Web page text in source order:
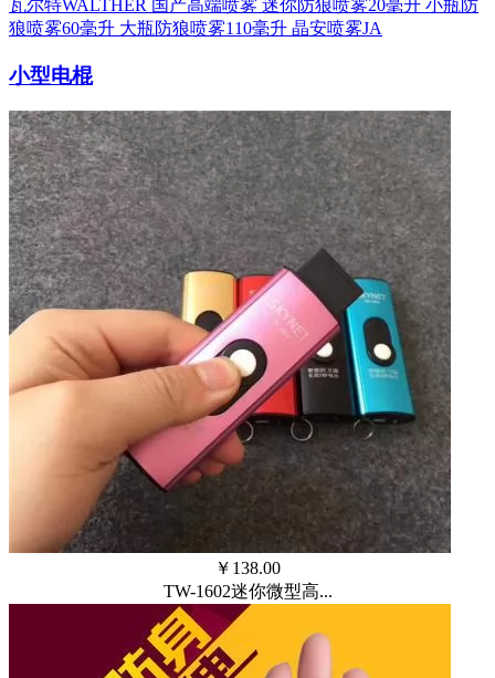
瓦尔特WALTHER 国产高端喷雾 迷你防狼喷雾20毫升 小瓶防
狼喷雾60毫升 大瓶防狼喷雾110毫升 晶安喷雾JA
小型电棍
￥ 138.00
TW-1602迷你微型高...